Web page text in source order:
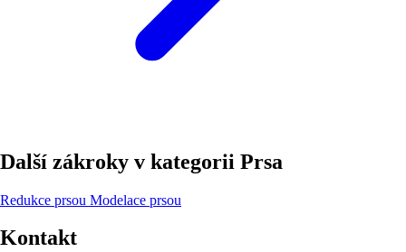
Další zákroky v kategorii Prsa
Redukce prsou Modelace prsou
Kontakt